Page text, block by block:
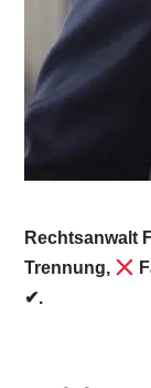
Rechtsanwalt
Trennung,
✔.